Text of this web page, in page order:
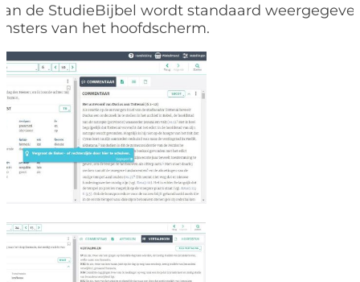
de StudieBijbel wordt standaard
van het hoofdscherm.